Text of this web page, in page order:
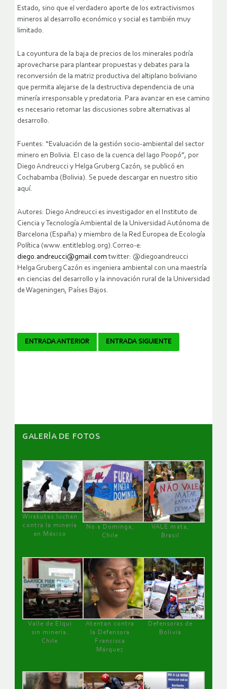
Estado, sino que el verdadero aporte de los extractivismos
mineros al desarrollo económico y social es también muy
limitado.
La coyuntura de la baja de precios de los minerales podría
aprovecharse para plantear propuestas y debates para la
reconversión de la matriz productiva del altiplano boliviano
que permita alejarse de la destructiva dependencia de una
minería irresponsable y predatoria. Para avanzar en ese camino
es necesario retomar las discusiones sobre alternativas al
desarrollo.
Fuentes: “Evaluación de la gestión socio-ambiental del sector
minero en Bolivia. El caso de la cuenca del lago Poopó”, por
Diego Andreucci y Helga Gruberg Cazón, se publicó en
Cochabamba (Bolivia). Se puede descargar en nuestro sitio
aquí.
Autores: Diego Andreucci es investigador en el Instituto de
Ciencia y Tecnología Ambiental de la Universidad Autónoma de
Barcelona (España) y miembro de la Red Europea de Ecología
Política (www.entitleblog.org).Correo-e:
diego.andreucci@gmail.comtwitter: @diegoandreucci
Helga Gruberg Cazón es ingeniera ambiental con una maestría
en ciencias del desarrollo y la innovación rural de la Universidad
de Wageningen, Países Bajos.
Navegador
ENTRADA ANTERIOR ENTRADA SIGUIENTE
GALERÌA DE FOTOS
Wirakutas luchan
contra la minería
en México
No a Dominga,
Chile
VALE mata,
Brasil
Valle de Elqui
sin minería.
Chile
Atentan contra
la Defensora
Francisca
Márquez
Defensoras de
Bolivia